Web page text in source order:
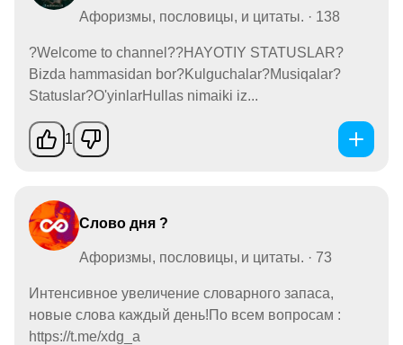
Афоризмы, пословицы, и цитаты. · 138
?Welcome to channel??HAYOTIY STATUSLAR?
Bizda hammasidan bor?Kulguchalar?Musiqalar?
Statuslar?O'yinlarHullas nimaiki iz...
1
Слово дня ?
Афоризмы, пословицы, и цитаты. · 73
Интенсивное увеличение словарного запаса,
новые слова каждый день!По всем вопросам :
https://t.me/xdg_a